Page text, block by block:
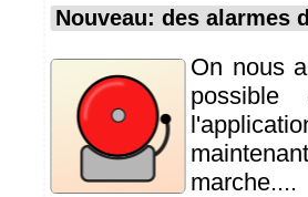
Nouveau: des alarmes
On nous
marche....